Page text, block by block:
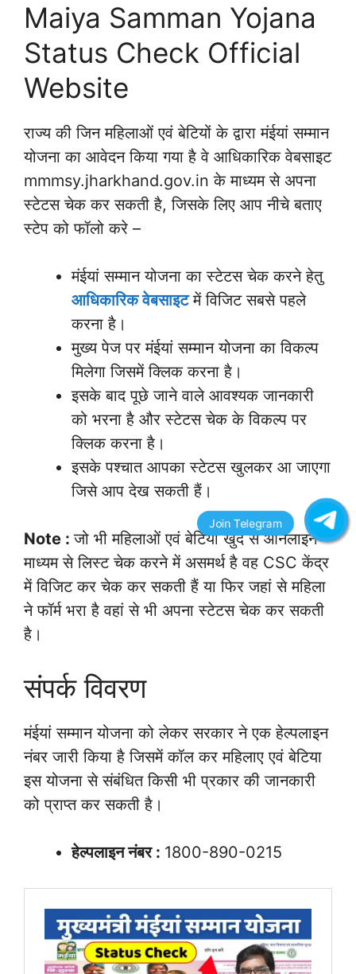
Maiya Samman Yojana
Status Check Official
Website
राज्य की जिन महिलाओं एवं बेटियों के द्वारा मंईयां सम्मान
योजना का आवेदन किया गया है वे आधिकारिक वेबसाइट
mmmsy.jharkhand.gov.in के माध्यम से अपना
स्टेटस चेक कर सकती है, जिसके लिए आप नीचे बताए
स्टेप को फॉलो करे –
मंईयां सम्मान योजना का स्टेटस चेक करने हेतु
आधिकारिक वेबसाइटमें विजिट सबसे पहले
करना है।
मुख्य पेज पर मंईयां सम्मान योजना का विकल्प
मिलेगा जिसमें क्लिक करना है।
इसके बाद पूछे जाने वाले आवश्यक जानकारी
को भरना है और स्टेटस चेक के विकल्प पर
क्लिक करना है।
इसके पश्चात आपका स्टेटस खुलकर आ जाएगा
जिसे आप देख सकती हैं।
Note :जो भी महिलाओं एवं बेटियों खुद से ऑनलाइन
माध्यम से लिस्ट चेक करने में असमर्थ है वह CSC केंद्र
में विजिट कर चेक कर सकती हैं या फिर जहां से महिला
ने फॉर्म भरा है वहां से भी अपना स्टेटस चेक कर सकती
है।
संपर्क विवरण
मंईयां सम्मान योजना को लेकर सरकार ने एक हेल्पलाइन
नंबर जारी किया है जिसमें कॉल कर महिलाए एवं बेटिया
इस योजना से संबंधित किसी भी प्रकार की जानकारी
को प्राप्त कर सकती है।
हेल्पलाइन नंबर : 1800-890-0215